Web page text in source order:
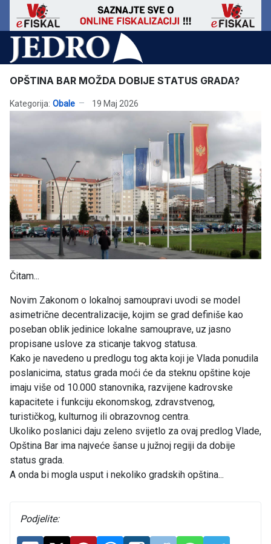
OPŠTINA BAR MOŽDA DOBIJE STATUS GRADA?
Kategorija: Obale 19 Maj 2026
Čitam...
Novim Zakonom o lokalnoj samoupravi uvodi se model
asimetrične decentralizacije, kojim se grad definiše kao
poseban oblik jedinice lokalne samouprave, uz jasno
propisane uslove za sticanje takvog statusa.
Kako je navedeno u predlogu tog akta koji je Vlada ponudila
poslanicima, status grada moći će da steknu opštine koje
imaju više od 10.000 stanovnika, razvijene kadrovske
kapacitete i funkciju ekonomskog, zdravstvenog,
turističkog, kulturnog ili obrazovnog centra.
Ukoliko poslanici daju zeleno svijetlo za ovaj predlog Vlade,
Opština Bar ima najveće šanse u južnoj regiji da dobije
status grada.
A onda bi mogla usput i nekoliko gradskih opština...
Podjelite: